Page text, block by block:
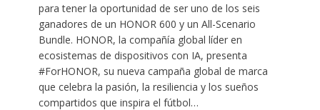
para tener la oportunidad de ser uno de los seis
ganadores de un HONOR 600 y un All-Scenario
Bundle. HONOR, la compañía global líder en
ecosistemas de dispositivos con IA, presenta
#ForHONOR, su nueva campaña global de marca
que celebra la pasión, la resiliencia y los sueños
compartidos que inspira el fútbol…